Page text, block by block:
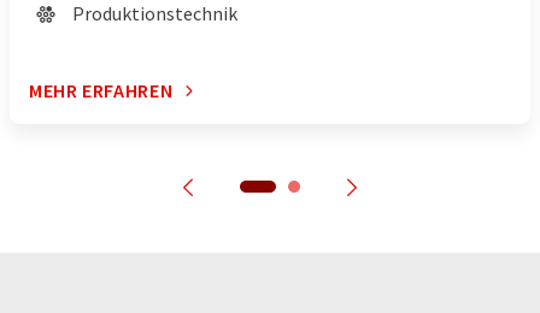
Produktionstechnik
MEHR ERFAHREN